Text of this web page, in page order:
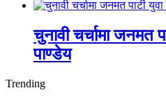
चुनावी चर्चामा जनमत
पाण्डेय
Trending